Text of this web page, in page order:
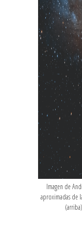
Imagen de
aproximadas de